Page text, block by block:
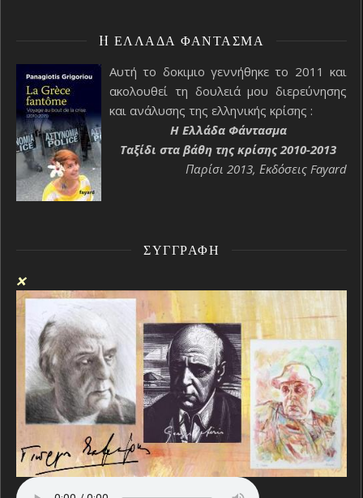
H ΕΛΛΆΔΑ ΦΆΝΤΑΣΜΑ
Αυτή το δοκιμιο γεννήθηκε το 2011 και
ακολουθεί τη δουλειά μου διερεύνησης
και ανάλυσης της ελληνικής κρίσης :
H Ελλάδα Φάντασμα
Ταξίδι στα βάθη της κρίσης 2010-2013
Παρίσι 2013, Εκδόσεις Fayard
ΣΥΓΓΡΑΦΉ
❌